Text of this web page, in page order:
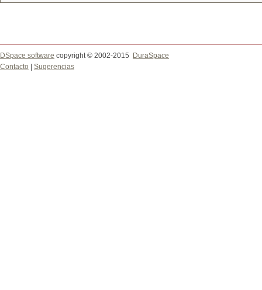
DSpace software copyright © 2002-2015
DuraSpace
Contacto
Sugerencias